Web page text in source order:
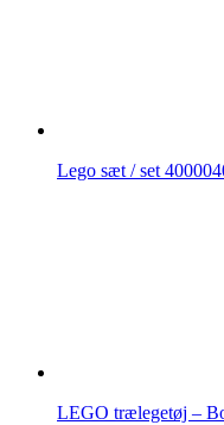
Lego sæt / set
LEGO trælegetøj –